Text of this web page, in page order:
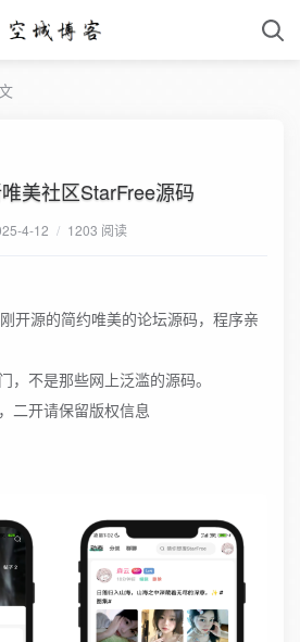
美社区StarFree源码
4-12 / 1203 阅读
开源的简约唯美的论坛源码，程序亲
，不是那些网上泛滥的源码。
二开请保留版权信息